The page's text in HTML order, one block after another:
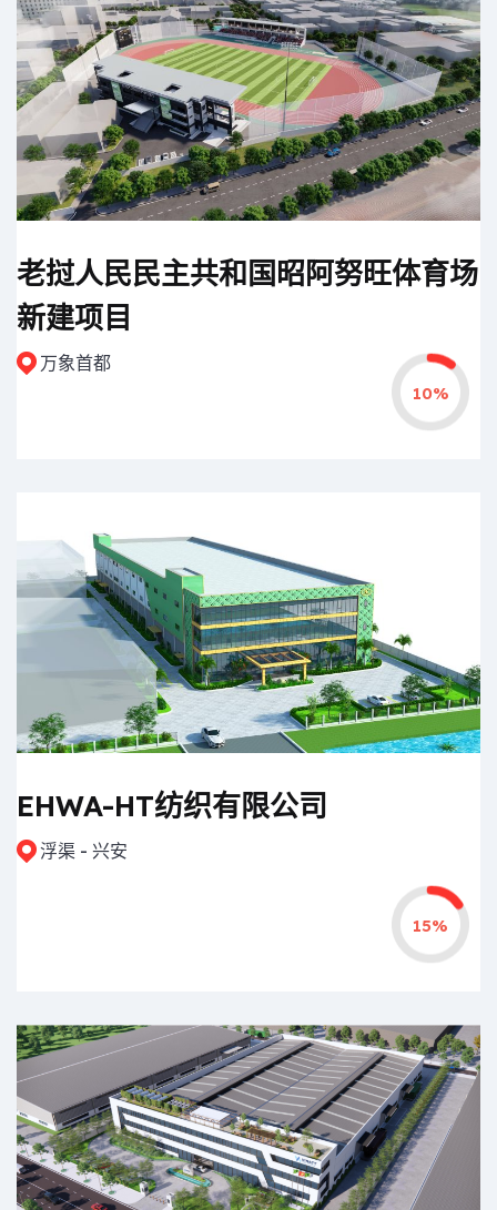
老挝人民民主共和国昭阿努旺体育场
新建项目
万象首都
10%
EHWA-HT纺织有限公司
浮渠 - 兴安
15%